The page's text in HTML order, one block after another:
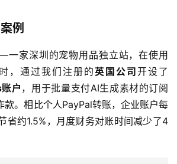
例
家深圳的宠物用品独立站，在使用
，通过我们注册的英国公司 开设了
户 ，用于批量支付AI生成素材的订阅
款。相比个人PayPal转账，企业账户每
省约1.5%，月度财务对账时间减少了4